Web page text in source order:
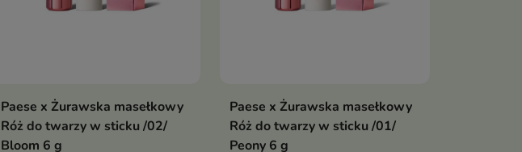
Dodaj do koszyka
Paese x Żurawska masełkowy
Róż do twarzy w sticku /02/
Bloom 6 g
Dodaj do koszyka
Paese x Żurawska masełkowy
Róż do twarzy w sticku /01/
Peony 6 g